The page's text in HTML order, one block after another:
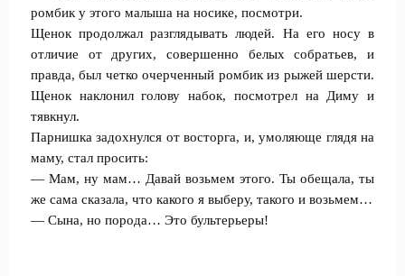
ромбик у этого малыша на носике, посмотри.
Щенок продолжал разглядывать людей. На его носу в
отличие от других, совершенно белых собратьев, и
правда, был четко очерченный ромбик из рыжей шерсти.
Щенок наклонил голову набок, посмотрел на Диму и
тявкнул.
Парнишка задохнулся от восторга, и, умоляюще глядя на
маму, стал просить:
— Мам, ну мам… Давай возьмем этого. Ты обещала, ты
же сама сказала, что какого я выберу, такого и возьмем…
— Сына, но порода… Это бультерьеры!